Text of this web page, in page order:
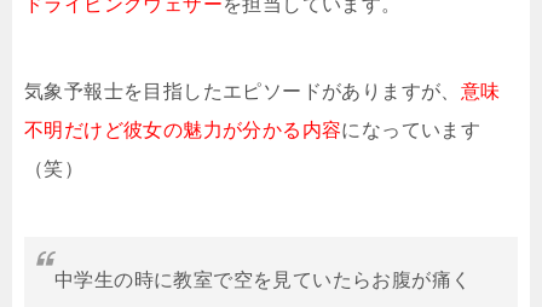
ドライビングウェザーを担当しています。
気象予報士を目指したエピソードがありますが、 意味
不明だけど彼女の魅力が分かる内容になっています
（笑）
中学生の時に教室で空を見ていたらお腹が痛く